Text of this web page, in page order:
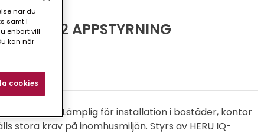
S EC Y2 APPSTYRNING
Lämplig för installation i bostäder, kontor
stora krav på inomhusmiljön. Styrs av HERU IQ-
när du
samt i
enbart vill
kan när
cookies